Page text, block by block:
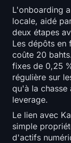
L'onboarding
locale, aidé
deux étapes
Les dépôts en
coûte 20
fixes de 0,25
régulière sur
qu'à la chasse
leverage.
Le lien avec
simple
d'actifs